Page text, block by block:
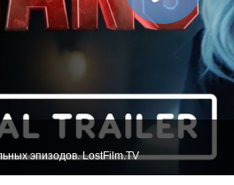
эпизодов. LostFilm.TV